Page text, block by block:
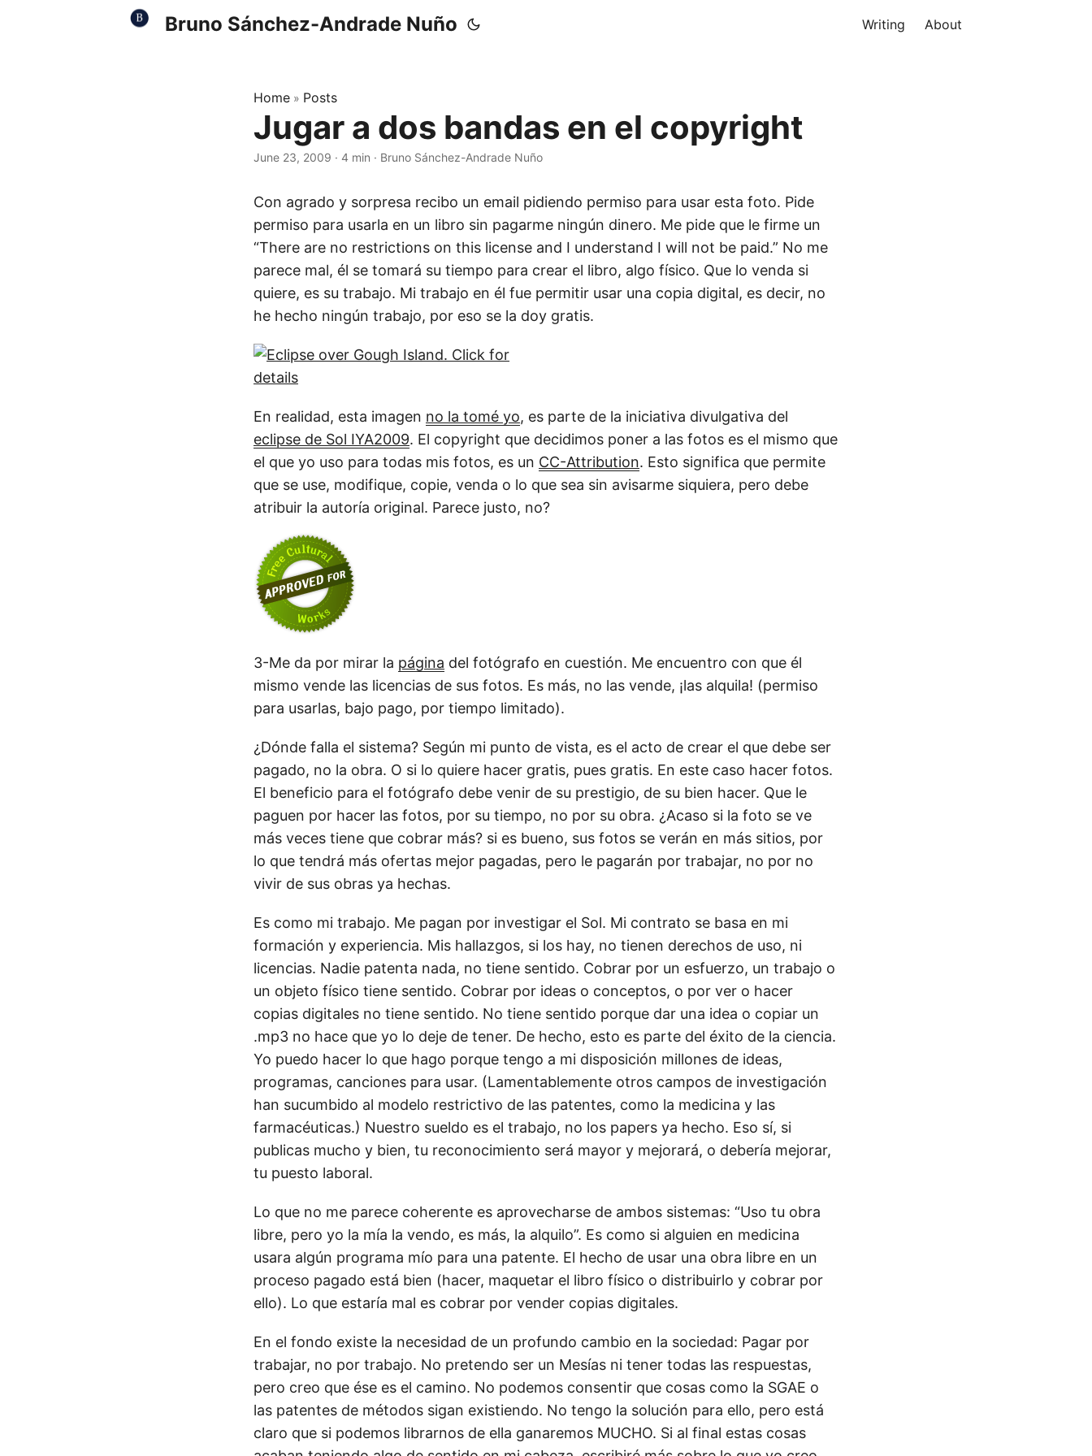
Bruno Sánchez-Andrade Nuño Writing About
Home » Posts
Jugar a dos bandas en el copyright
June 23, 2009 · 4 min · Bruno Sánchez-Andrade Nuño
Con agrado y sorpresa recibo un email pidiendo permiso para usar esta foto. Pide
permiso para usarla en un libro sin pagarme ningún dinero. Me pide que le firme un
“There are no restrictions on this license and I understand I will not be paid.” No me
parece mal, él se tomará su tiempo para crear el libro, algo físico. Que lo venda si
quiere, es su trabajo. Mi trabajo en él fue permitir usar una copia digital, es decir, no
he hecho ningún trabajo, por eso se la doy gratis.
En realidad, esta imagen no la tomé yo, es parte de la iniciativa divulgativa del
eclipse de Sol IYA2009. El copyright que decidimos poner a las fotos es el mismo que
el que yo uso para todas mis fotos, es un CC-Attribution. Esto significa que permite
que se use, modifique, copie, venda o lo que sea sin avisarme siquiera, pero debe
atribuir la autoría original. Parece justo, no?
3-Me da por mirar la página del fotógrafo en cuestión. Me encuentro con que él
mismo vende las licencias de sus fotos. Es más, no las vende, ¡las alquila! (permiso
para usarlas, bajo pago, por tiempo limitado).
¿Dónde falla el sistema? Según mi punto de vista, es el acto de crear el que debe ser
pagado, no la obra. O si lo quiere hacer gratis, pues gratis. En este caso hacer fotos.
El beneficio para el fotógrafo debe venir de su prestigio, de su bien hacer. Que le
paguen por hacer las fotos, por su tiempo, no por su obra. ¿Acaso si la foto se ve
más veces tiene que cobrar más? si es bueno, sus fotos se verán en más sitios, por
lo que tendrá más ofertas mejor pagadas, pero le pagarán por trabajar, no por no
vivir de sus obras ya hechas.
Es como mi trabajo. Me pagan por investigar el Sol. Mi contrato se basa en mi
formación y experiencia. Mis hallazgos, si los hay, no tienen derechos de uso, ni
licencias. Nadie patenta nada, no tiene sentido. Cobrar por un esfuerzo, un trabajo o
un objeto físico tiene sentido. Cobrar por ideas o conceptos, o por ver o hacer
copias digitales no tiene sentido. No tiene sentido porque dar una idea o copiar un
.mp3 no hace que yo lo deje de tener. De hecho, esto es parte del éxito de la ciencia.
Yo puedo hacer lo que hago porque tengo a mi disposición millones de ideas,
programas, canciones para usar. (Lamentablemente otros campos de investigación
han sucumbido al modelo restrictivo de las patentes, como la medicina y las
farmacéuticas.) Nuestro sueldo es el trabajo, no los papers ya hecho. Eso sí, si
publicas mucho y bien, tu reconocimiento será mayor y mejorará, o debería mejorar,
tu puesto laboral.
Lo que no me parece coherente es aprovecharse de ambos sistemas: “Uso tu obra
libre, pero yo la mía la vendo, es más, la alquilo”. Es como si alguien en medicina
usara algún programa mío para una patente. El hecho de usar una obra libre en un
proceso pagado está bien (hacer, maquetar el libro físico o distribuirlo y cobrar por
ello). Lo que estaría mal es cobrar por vender copias digitales.
En el fondo existe la necesidad de un profundo cambio en la sociedad: Pagar por
trabajar, no por trabajo. No pretendo ser un Mesías ni tener todas las respuestas,
pero creo que ése es el camino. No podemos consentir que cosas como la SGAE o
las patentes de métodos sigan existiendo. No tengo la solución para ello, pero está
claro que si podemos librarnos de ella ganaremos MUCHO. Si al final estas cosas